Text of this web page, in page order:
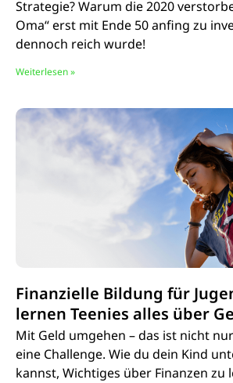
Strategie? Warum die 2020
Oma“ erst mit Ende 50 anfing zu
dennoch reich wurde!
Weiterlesen »
Finanzielle Bildung für
lernen Teenies alles über
Mit Geld umgehen – das ist nicht
eine Challenge. Wie du dein Kind
kannst, Wichtiges über Finanzen zu